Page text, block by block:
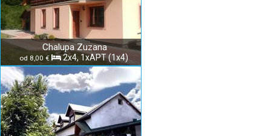
Chalupa Zuzana
od 8,00 € 2x4, 1xAPT (1x4)